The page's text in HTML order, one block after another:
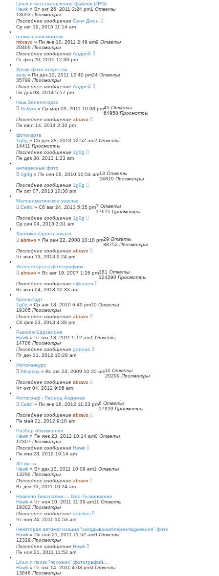
Linux и восстановление файлов (JPG)
Hawk » Вт окт 25, 2011 2:24 pm1 Ответы
13693 Просмотры
Последнее сообщение Сент Джон
Ср авг 19, 2015 11:14 am
всякого понемножку
mbravo » Пн янв 10, 2011 2:49 am9 Ответы
20469 Просмотры
Последнее сообщение Андрей
Пт фев 20, 2015 12:30 pm
Уроки фото искусства
serg » Пн дек 12, 2011 12:40 pm24 Ответы
35799 Просмотры
Последнее сообщение Андрей
Пн дек 08, 2014 5:57 pm
Наш Зеленогорск
Sokyra » Ср мар 09, 2011 10:08 pm45 Ответы
64958 Просмотры
Последнее сообщение abravo
Пн июл 14, 2014 2:30 pm
фотокарта
1g0g » Сб дек 28, 2013 12:52 am2 Ответы
14411 Просмотры
Последнее сообщение 1g0g
Пн дек 30, 2013 1:23 am
интересные фото
1g0g » Пн сен 06, 2010 10:54 am13 Ответы
24819 Просмотры
Последнее сообщение 1g0g
Пн окт 07, 2013 10:38 pm
Малоалматинское ущелье
Celtic » Сб авг 24, 2013 5:35 pm7 Ответы
17675 Просмотры
Последнее сообщение 1g0g
Ср сен 04, 2013 3:31 am
Хроника одного заката
abravo » Пн сен 22, 2008 10:18 pm29 Ответы
38753 Просмотры
Последнее сообщение abravo
Чт июн 13, 2013 9:24 pm
Зеленогорск в фотографиях
abravo » Вс авг 19, 2007 1:26 pm181 Ответы
124290 Просмотры
Последнее сообщение nikkanen
Вт июн 04, 2013 10:33 am
Кронштадт
1g0g » Ср авг 18, 2010 6:40 pm10 Ответы
19305 Просмотры
Последнее сообщение abravo
Сб фев 23, 2013 4:38 pm
Рынок в Барселоне
Hawk » Чт окт 13, 2011 9:12 am1 Ответы
14706 Просмотры
Последнее сообщение gobnait
Пт дек 21, 2012 10:28 am
Фотоконкурс
Alexmay » Вс авг 23, 2009 10:30 am11 Ответы
20299 Просмотры
Последнее сообщение abravo
Чт окт 04, 2012 9:06 am
Фотограф - Леонид Андреев
Celtic » Пн янв 16, 2012 11:33 pm6 Ответы
17920 Просмотры
Последнее сообщение abravo
Пн май 21, 2012 9:18 am
Разбор объявления
Hawk » Пн янв 23, 2012 10:14 am0 Ответы
12307 Просмотры
Последнее сообщение Hawk
Пн янв 23, 2012 10:14 am
3D фото
Hawk » Вт дек 13, 2011 10:09 am1 Ответы
13299 Просмотры
Последнее сообщение abravo
Вт дек 13, 2011 10:24 am
Навеяло Гималаями.... Geo-Тегирование
Hawk » Чт ноя 10, 2011 11:39 am11 Ответы
19302 Просмотры
Последнее сообщение aurelius
Чт ноя 24, 2011 10:53 am
Некоторая автоматизация "складывания\перекладывания" фото
Hawk » Пн ноя 21, 2011 11:52 am0 Ответы
12329 Просмотры
Последнее сообщение Hawk
Пн ноя 21, 2011 11:52 am
Linux и поиск "похожих" фотографий....
Hawk » Пт окт 14, 2011 4:03 pm0 Ответы
13846 Просмотры